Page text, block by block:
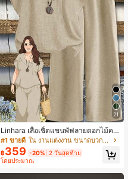
21
Linhara เสื้อเชิ้ตแขนพัฟลายดอกไม้คอ
ปกไม่สมมาตรสำหรับผู้หญิงไซส์ใหญ่ +
กางเกงลำลองทรงหลวมเอวยางยืด 2 ชิ้
น สำหรับฤดูใบไม้ผลิ/ฤดูร้อน
#1 ขายดี ใน งานแต่งงาน ขนาดบวก Co-Ords
฿359 -20% 2 วันสุดท้าย
โดยประมาณ